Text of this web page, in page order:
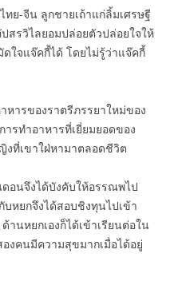
ย-จีน ลูกชายเถ้าแก่ลิ้มเศรษฐี
สรวิไลยอมปล่อยตัวปล่อยใจให้
ใจแจ๊คกี้ได้ โดยไม่รู้ว่าแจ๊คกี้
หารของราตรีภรรยาใหม่ของ
ารทำอาหารที่เยี่ยมยอดของ
งที่เขาใฝ่หามาตลอดชีวิต
อนจึงได้บังคับให้อรรณพไป
หยกจึงได้สอบชิงทุนไปเข้า
นหยกเองก็ได้เข้าเรียนต่อใน
งคนมีความสุขมากเมื่อได้อยู่